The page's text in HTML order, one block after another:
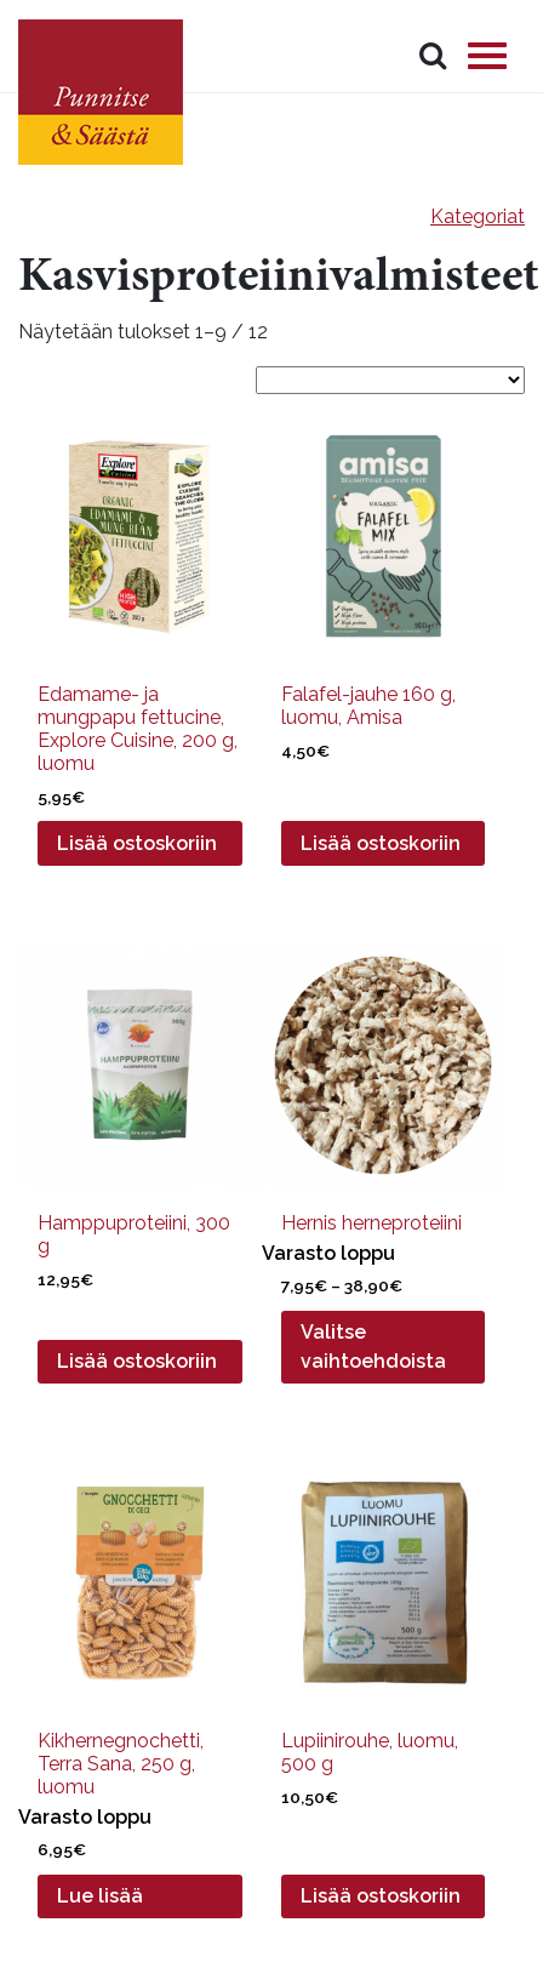
Kategoriat
Kasvisproteiinivalmisteet
Näytetään tulokset 1–9 / 12
Edamame- ja
mungpapu fettucine,
Explore Cuisine, 200 g,
luomu
5,95€
Lisää ostoskoriin
Falafel-jauhe 160 g,
luomu, Amisa
4,50€
Lisää ostoskoriin
Hamppuproteiini, 300
g
12,95€
Lisää ostoskoriin
Hernis herneproteiini
Varasto loppu
7,95€ – 38,90€Hintaluokka:
7,95€
38,90€
Valitse
vaihtoehdoista
tuotteella
useampi
muunnelma.
Voit
tehdä
valinnat
sivulla.
Kikhernegnochetti,
Terra Sana, 250 g,
luomu
Varasto loppu
6,95€
Lue lisää
Lupiinirouhe, luomu,
500 g
10,50€
Lisää ostoskoriin